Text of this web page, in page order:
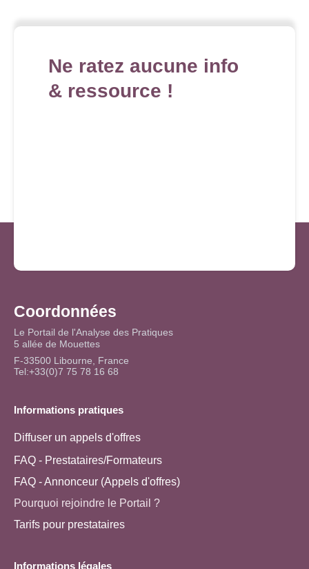
Ne ratez aucune info
& ressource !
Coordonnées
Le Portail de l'Analyse des Pratiques
5 allée de Mouettes
F-33500 Libourne, France
Tel:+33(0)7 75 78 16 68
Informations pratiques
Diffuser un appels d'offres
FAQ - Prestataires/Formateurs
FAQ - Annonceur (Appels d'offres)
Pourquoi rejoindre le Portail ?
Tarifs pour prestataires
Informations légales